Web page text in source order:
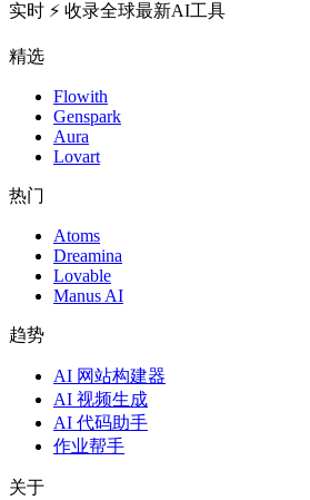
实时 ⚡️ 收录全球最新AI工具
精选
Flowith
Genspark
Aura
Lovart
热门
Atoms
Dreamina
Lovable
Manus AI
趋势
AI 网站构建器
AI 视频生成
AI 代码助手
作业帮手
关于